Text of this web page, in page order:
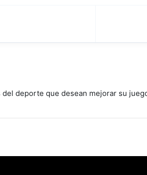
deporte que desean mejorar su